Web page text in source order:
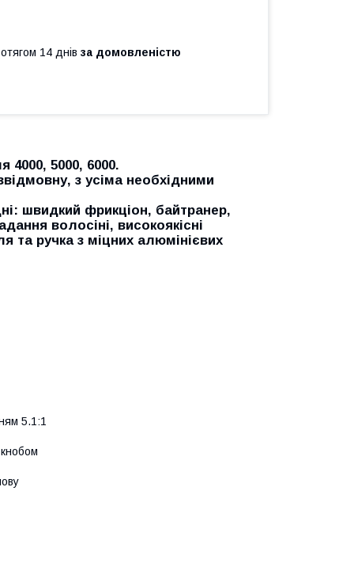
14 днів за домовленістю
5000, 6000.
з усіма необхідними
швидкий фрикціон, байтранер,
волосіні, високоякісні
та ручка з міцних алюмінієвих
5.1:1